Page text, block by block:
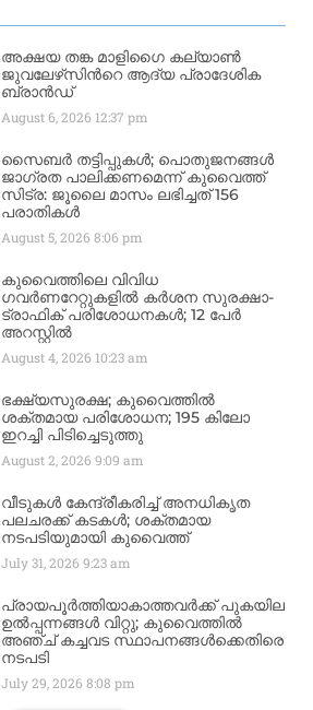
അക്ഷയ തങ്ക മാളിഗൈ കല്യാണ്‍
ജുവലേഴ്‌സിന്‍റെ ആദ്യ പ്രാദേശിക
ബ്രാന്‍ഡ്
August 6, 2026 12:37 pm
സൈബർ തട്ടിപ്പുകൾ; പൊതുജനങ്ങൾ
ജാഗ്രത പാലിക്കണമെന്ന് കുവൈത്ത്
സിട്ര: ജൂലൈ മാസം ലഭിച്ചത് 156
പരാതികൾ
August 5, 20268:06 pm
കുവൈത്തിലെ വിവിധ
ഗവർണറേറ്റുകളിൽ കർശന സുരക്ഷാ-
ട്രാഫിക് പരിശോധനകൾ; 12 പേർ
അറസ്റ്റിൽ
August 4, 2026 10:23 am
ഭക്ഷ്യസുരക്ഷ; കുവൈത്തിൽ
ശക്തമായ പരിശോധന; 195 കിലോ
ഇറച്ചി പിടിച്ചെടുത്തു
August 2, 20269:09 am
വീടുകൾ കേന്ദ്രീകരിച്ച് അനധികൃത
പലചരക്ക് കടകൾ; ശക്തമായ
നടപടിയുമായി കുവൈത്ത്
July 31, 20269:23 am
പ്രായപൂർത്തിയാകാത്തവർക്ക് പുകയില
ഉൽപ്പന്നങ്ങൾ വിറ്റു; കുവൈത്തിൽ
അഞ്ച് കച്ചവട സ്ഥാപനങ്ങൾക്കെതിരെ
നടപടി
July 29, 20268:08 pm